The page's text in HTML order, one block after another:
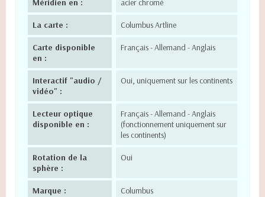
Méridien en : acier chromé
La carte : Columbus Artline
Carte disponible
en :
Français - Allemand - Anglais
Interactif "audio /
vidéo" :
Oui, uniquement sur les continents
Lecteur optique
disponible en :
Français - Allemand - Anglais
(fonctionnement uniquement sur
les continents)
Rotation de la
sphère :
Oui
Marque : Columbus